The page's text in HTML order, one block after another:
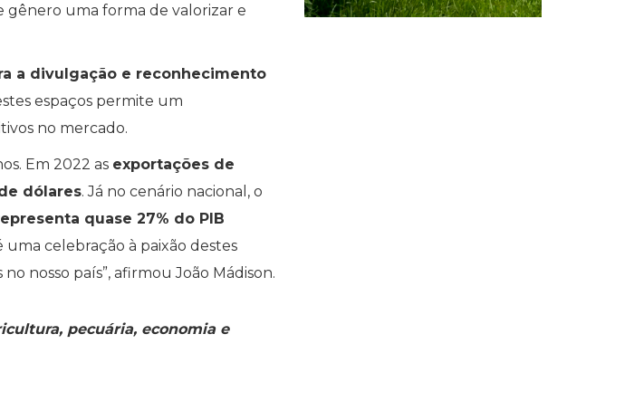
gênero uma forma de valorizar e
a divulgação e reconhecimento
espaços permite um
no mercado.
Em 2022 as exportações de
dólares. Já no cenário nacional, o
quase 27% do PIB
uma celebração à paixão destes
nosso país”, afirmou João Mádison.
pecuária, economia e